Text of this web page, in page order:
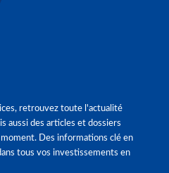
retrouvez toute l'actualité
aussi des articles et dossiers
Des informations clé en
tous vos investissements en